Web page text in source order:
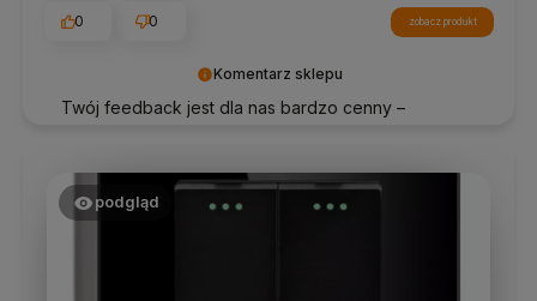
Komentarz sklepu
Twój feedback jest dla nas bardzo cenny –
0
0 zobacz produkt
podgląd